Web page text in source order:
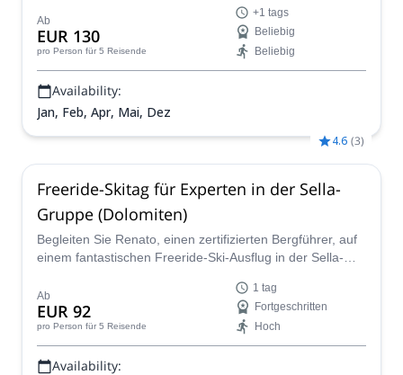
Gegend zu einem einzigartigen Ort für das Skifahren
abseits der Pisten. Hinzu kommt die Begleitung von
Enrico, einem lokalen IFMGA-Bergführer.
Ab
EUR 130
pro Person für 5 Reisende
+1 tags
Beliebig
Beliebig
Availability:
Jan, Feb, Apr, Mai, Dez
4.6 (3)
Freeride-Skitag für Experten in der Sella-
Gruppe (Dolomiten)
Begleiten Sie Renato, einen zertifizierten Bergführer, auf
einem fantastischen Freeride-Ski-Ausflug in der Sella-
Abfahrten in den Dolomiten!
Ab
EUR 92
pro Person für 5 Reisende
1 tag
Fortgeschritten
Hoch
Availability: